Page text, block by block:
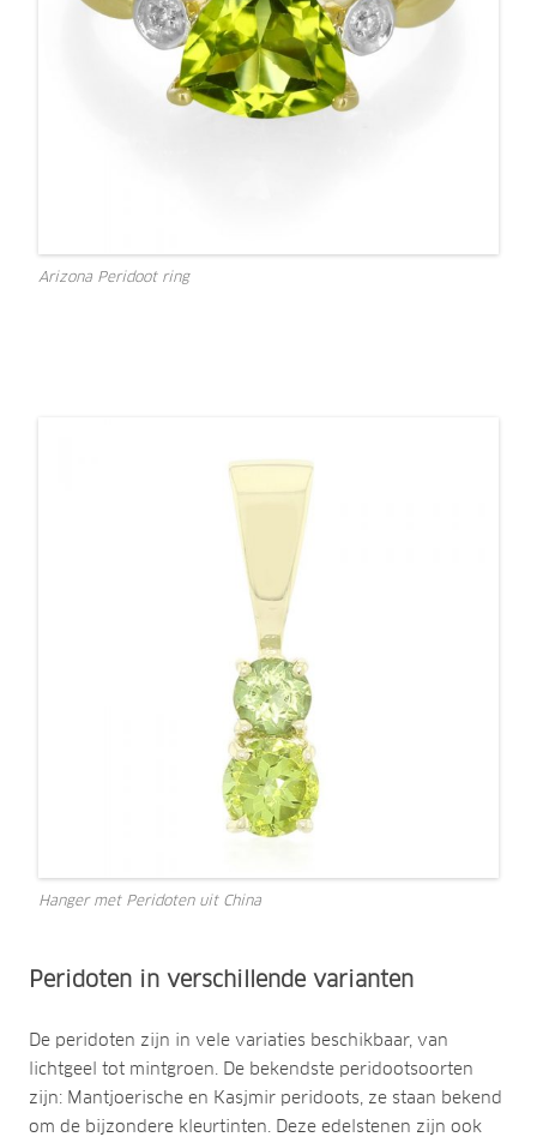
Arizona Peridoot ring
Hanger met Peridoten uit China
Peridoten in verschillende varianten
De peridoten zijn in vele variaties beschikbaar, van
lichtgeel tot mintgroen. De bekendste peridootsoorten
zijn: Mantjoerische en Kasjmir peridoots, ze staan bekend
om de bijzondere kleurtinten. Deze edelstenen zijn ook